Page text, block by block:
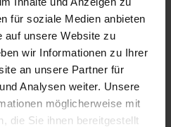
für soziale Medien anbieten
auf unsere Website zu
wir Informationen zu Ihrer
an unsere Partner für
Analysen weiter. Unsere
möglicherweise mit
die Sie ihnen bereitgestellt
Ettlingen
Arista SÜD in Ettlingen
mit einer unheilbaren
Ort für ihre
Ein erfahrenes Team